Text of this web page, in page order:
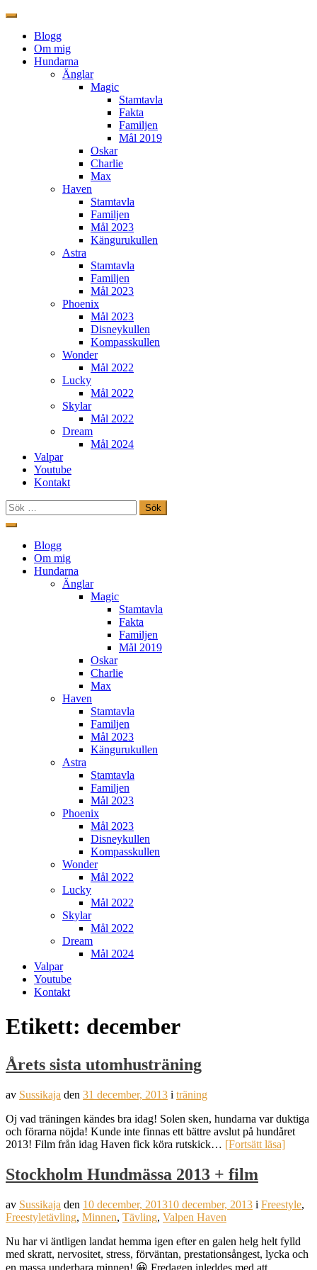
Blogg
Om mig
Hundarna
Änglar
Magic
Stamtavla
Fakta
Familjen
Mål 2019
Oskar
Charlie
Max
Haven
Stamtavla
Familjen
Mål 2023
Kängurukullen
Astra
Stamtavla
Familjen
Mål 2023
Phoenix
Mål 2023
Disneykullen
Kompasskullen
Wonder
Mål 2022
Lucky
Mål 2022
Skylar
Mål 2022
Dream
Mål 2024
Valpar
Youtube
Kontakt
Sök
efter:
Hoppa
innehåll
Freestylehundar.se
Blogg
Om mig
Hundarna
Änglar
Magic
Stamtavla
Fakta
Familjen
Mål 2019
Oskar
Charlie
Max
Haven
Stamtavla
Familjen
Mål 2023
Kängurukullen
Astra
Stamtavla
Familjen
Mål 2023
Phoenix
Mål 2023
Disneykullen
Kompasskullen
Wonder
Mål 2022
Lucky
Mål 2022
Skylar
Mål 2022
Dream
Mål 2024
Valpar
Youtube
Kontakt
Etikett: december
Årets sista utomhusträning
av Sussikaja den 31 december, 2013 i träning
Oj vad träningen kändes bra idag! Solen sken, hundarna var duktiga
och förarna nöjda! Kunde inte finnas ett bättre avslut på hundåret
2013! Film från idag Haven fick köra rutskick… [Fortsätt läsa]
Stockholm Hundmässa 2013 + film
av Sussikaja den 10 december, 201310 december, 2013 i Freestyle,
Freestyletävling, Minnen, Tävling, Valpen Haven
Nu har vi äntligen landat hemma igen efter en galen helg helt fylld
med skratt, nervositet, stress, förväntan, prestationsångest, lycka och
en massa underbara minnen! 😀 Fredagen inleddes med att…